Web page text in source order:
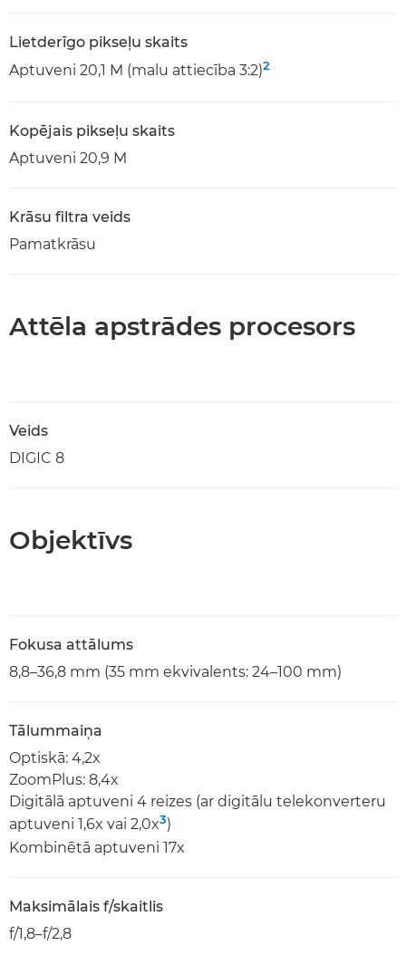
Lietderīgo pikseļu skaits
Aptuveni 20,1 M (malu attiecība 3:2)2
Kopējais pikseļu skaits
Aptuveni 20,9 M
Krāsu filtra veids
Pamatkrāsu
Attēla apstrādes procesors
Veids
DIGIC 8
Objektīvs
Fokusa attālums
8,8–36,8 mm (35 mm ekvivalents: 24–100 mm)
Tālummaiņa
Optiskā: 4,2x
ZoomPlus: 8,4x
Digitālā aptuveni 4 reizes (ar digitālu telekonverteru
aptuveni 1,6x vai 2,0x3)
Kombinētā aptuveni 17x
Maksimālais f/skaitlis
f/1,8–f/2,8